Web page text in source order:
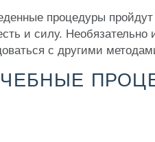
процедуры
и силу. Необязательно
с другими